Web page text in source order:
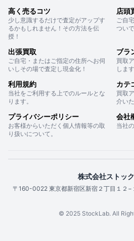
高く売るコツ
少し意識するだけで査定がアップす
るかもしれません！その方法を伝
授！
店頭
ご自
つい
出張買取
ご自宅・またはご指定の住所へお伺
いしその場で査定し現金化！
ブラ
買取
します
利用規約
当社をご利用する上でのルールとな
ります。
カテ
買取
介い
プライバシーポリシー
お客様からいただく個人情報等の取
り扱いについて。
会社
当社
株式会社ストッ
〒160-0022 東京都新宿区新宿２丁目１２−
© 2025 StockLab. All